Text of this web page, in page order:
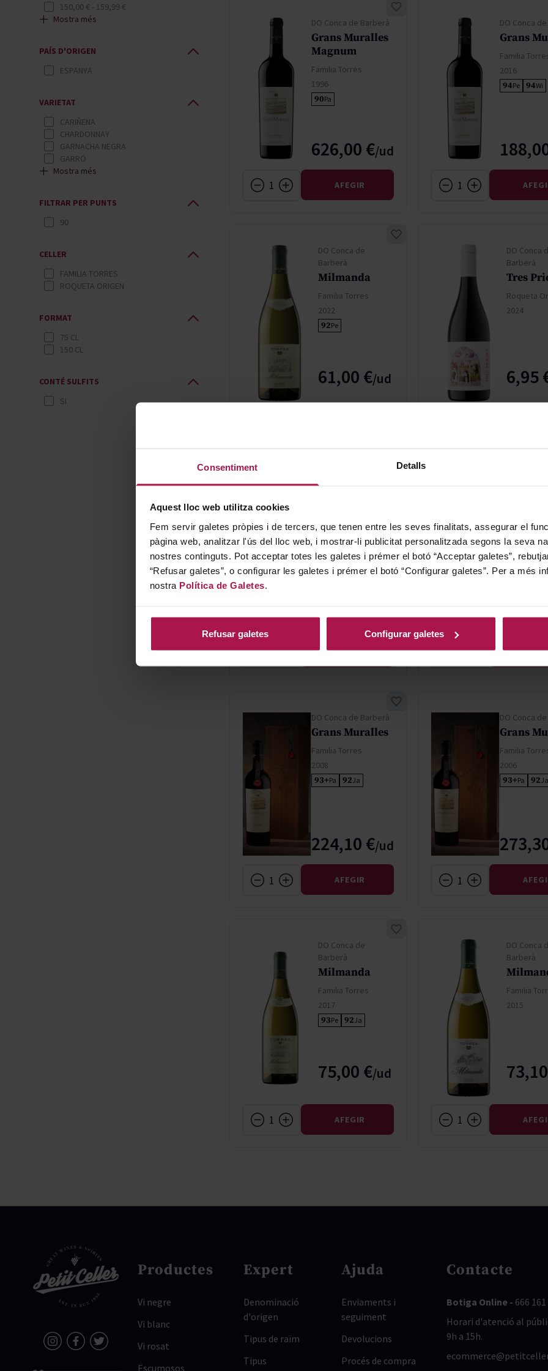
Consentiment Detalls
Aquest lloc web utilitza cookies
Fem servir galetes pròpies i de tercers, que tenen entre les seves finalitats, assegurar el
pàgina web, analitzar l'ús del lloc web, i mostrar-li publicitat personalitzada segons la seva
nostres continguts. Pot acceptar totes les galetes i prémer el botó “Acceptar galetes”,
“Refusar galetes”, o configurar les galetes i prémer el botó “Configurar galetes”. Per a més
nostra Política de Galetes
Refusar galetes Configurar galetes
150,00 € - 159,99 €
180,00 €-
270,00 €-
320,00 €-
Mostra més
PAÍS D'ORIGEN
ESPANYA
VARIETAT
CARIÑENA
CHARDONNAY
GARNACHA NEGRA
GARRÓ
MERLOT
TREPAT
Mostra més
FILTRAR PER PUNTS
90
CELLER
FAMILIA TORRES
ROQUETA ORIGEN
FORMAT
75 CL
150 CL
CONTÉ SULFITS
SI
DO Conca de Barberà
Grans Muralles
Magnum
Familia Torres
1996
90Pa
626,00 €
AFEGIR
DO Conca
Grans
Familia
2016
94Pe 94Wi
DO Conca de
Barberà
Milmanda
Familia Torres
2022
92Pe
61,00 €
DO Conca
Barberà
Tres
Roqueta
2024
6,95
DO Conca de Barberà
Familia Torres
2012
92Pa
412,30 €
AFEGIR
Familia Torres
2016
94 Wi
DO Conca de Barberà
Grans Muralles
Familia Torres
2008
93+Pa 92Ja
224,10 €
AFEGIR
DO Conca
Grans
Familia
2006
93+Pa 92Ja
DO Conca de
Barberà
Milmanda
Familia Torres
2017
93Pe 92Ja
75,00 €
AFEGIR
DO Conca
Barberà
Familia
2015
Productes
Vi negre
Vi blanc
Vi rosat
Escumosos
Expert
Denominació
d'origen
Tipus de raïm
Tipus
Ajuda
Enviaments i
seguiment
Devolucions
Procés de compra
Contacte
Botiga Online - 666
Horari d'atenció al
9h a 15h.